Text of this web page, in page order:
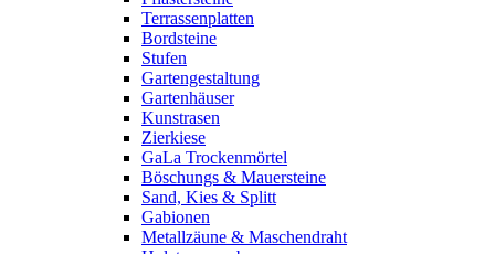
Terrassenplatten
Bordsteine
Stufen
Gartengestaltung
Gartenhäuser
Kunstrasen
Zierkiese
GaLa Trockenmörtel
Böschungs & Mauersteine
Sand, Kies & Splitt
Gabionen
Metallzäune & Maschendraht